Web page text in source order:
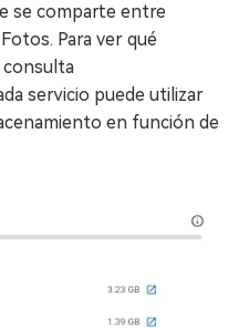
se comparte entre
Para ver qué
consulta
servicio puede utilizar
en función de